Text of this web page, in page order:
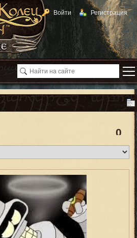
Войти Регистрация
0